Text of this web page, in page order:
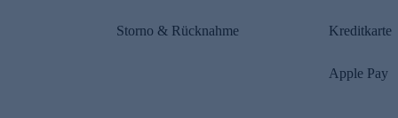
Storno & Rücknahme Kreditkarte
Apple Pay